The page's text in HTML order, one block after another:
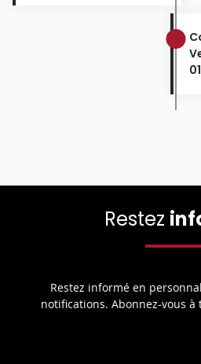
Restez
Restez informé en
notifications. Abonnez-vous à